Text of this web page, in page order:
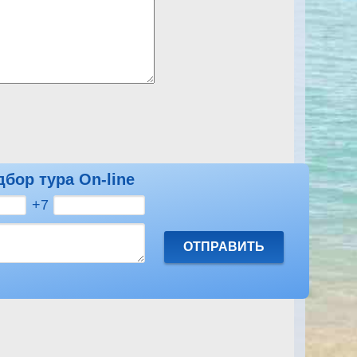
Посмотреть другие отзывы на Menaville Safaga
тура On-line
+7